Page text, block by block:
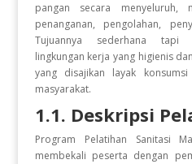
pangan secara
penanganan, pengolahan,
Tujuannya sederhana tapi
lingkungan kerja yang higienis
yang disajikan layak
masyarakat.
1.1. Deskripsi
Program Pelatihan Sanitasi
membekali peserta dengan